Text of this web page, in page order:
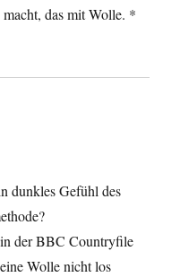
macht, das mit Wolle. *
dunkles Gefühl des
der BBC Countryfile
Wolle nicht los